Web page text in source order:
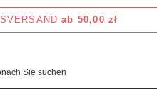
ab 50,00 zł